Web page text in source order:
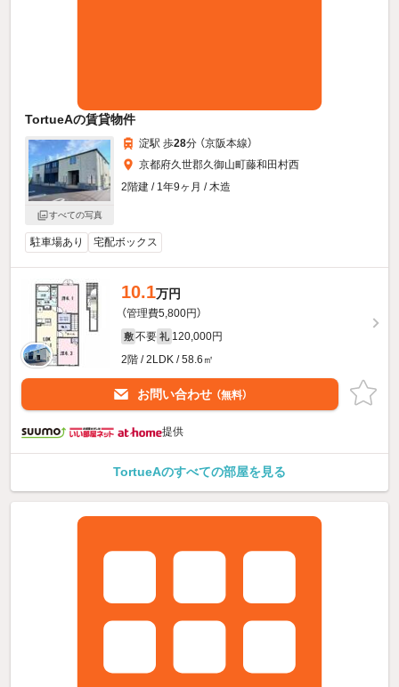
TortueAの賃貸物件
すべての写真
淀駅 歩28分 （京阪本線）
京都府久世郡久御山町藤和田村西
2階建 / 1年9ヶ月 / 木造
駐車場あり 宅配ボックス
10.1万円
（管理費5,800円）
敷 不要 礼 120,000円
2階 / 2LDK / 58.6㎡
お問い合わせ （無料）
提供
TortueAのすべての部屋を見る